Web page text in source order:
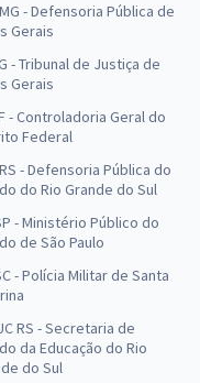
- Defensoria Pública de
Gerais
- Tribunal de Justiça de
Gerais
- Controladoria Geral do
Federal
- Defensoria Pública do
do Rio Grande do Sul
- Ministério Público do
de São Paulo
- Polícia Militar de Santa
RS - Secretaria de
da Educação do Rio
do Sul